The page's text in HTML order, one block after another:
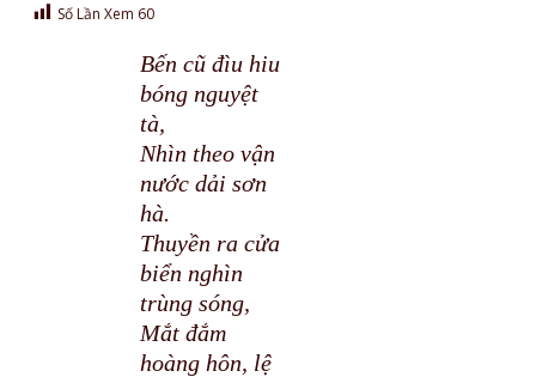
Số Lần Xem 60
Bến cũ đìu hiu
bóng nguyệt
tà,
Nhìn theo vận
nước dải sơn
hà.
Thuyền ra cửa
biển nghìn
trùng sóng,
Mắt đắm
hoàng hôn, lệ